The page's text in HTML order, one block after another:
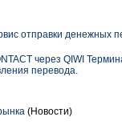
отправки денежных
через QIWI
перевода.
(Новости)